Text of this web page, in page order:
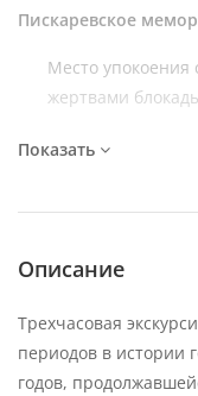
Пискаревское
Место упокоения
жертвами
величественному
Дом, где жила
свои девять лет
дней. Всего
свидетельством
Показать
Описание
Трехчасовая
периодов в истории
годов,